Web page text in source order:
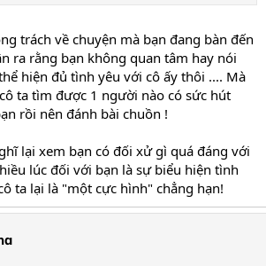
trách về chuyện mà bạn đang bàn đến
ra rằng bạn không quan tâm hay nói
hiện đủ tình yêu với cô ấy thôi .... Mà
ta tìm được 1 người nào có sức hút
rồi nên đánh bài chuồn !
lại xem bạn có đối xử gì quá đáng với
lúc đối với bạn là sự biểu hiện tình
ta lại là "một cực hình" chẳng hạn!